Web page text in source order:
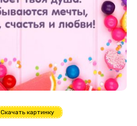
Скачать картинку